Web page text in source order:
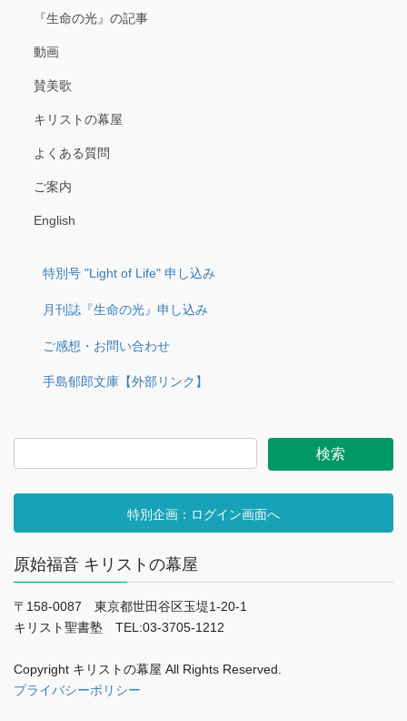
『生命の光』の記事
動画
賛美歌
キリストの幕屋
よくある質問
ご案内
English
特別号 "Light of Life" 申し込み
月刊誌『生命の光』申し込み
ご感想・お問い合わせ
手島郁郎文庫【外部リンク】
特別企画：ログイン画面へ
原始福音 キリストの幕屋
〒158-0087 東京都世田谷区玉堤1-20-1
キリスト聖書塾 TEL:03-3705-1212
Copyright キリストの幕屋 All Rights Reserved.
プライバシーポリシー